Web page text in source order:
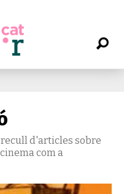
d'articles sobre
com a